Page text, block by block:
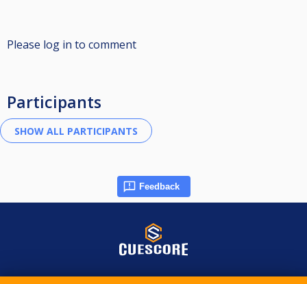
Please log in to comment
Participants
Feedback